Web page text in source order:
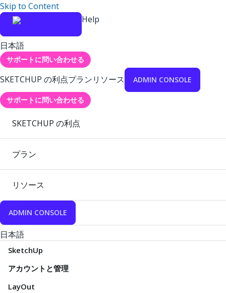
Skip to Content
Help
日本語
サポートに問い合わせる
SKETCHUP の利点プランリソース ADMIN CONSOLE
サポートに問い合わせる
SKETCHUP の利点
プラン
リソース
ADMIN CONSOLE
日本語
SketchUp
アカウントと管理
LayOut